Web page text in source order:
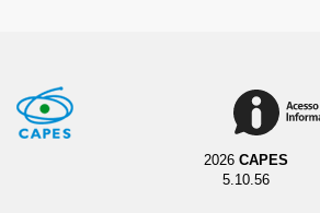
2026 CAPES
5.10.56